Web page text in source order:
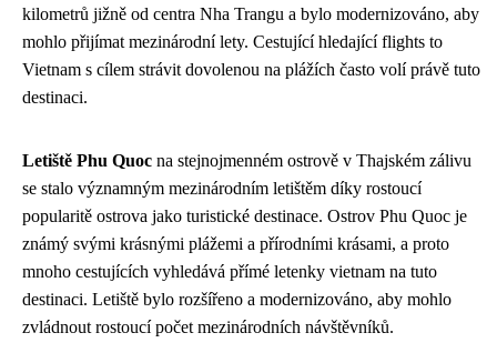
kilometrů jižně od centra Nha Trangu a bylo modernizováno, aby
mohlo přijímat mezinárodní lety. Cestující hledající flights to
Vietnam s cílem strávit dovolenou na plážích často volí právě tuto
destinaci.
Letiště Phu Quoc na stejnojmenném ostrově v Thajském zálivu
se stalo významným mezinárodním letištěm díky rostoucí
popularitě ostrova jako turistické destinace. Ostrov Phu Quoc je
známý svými krásnými plážemi a přírodními krásami, a proto
mnoho cestujících vyhledává přímé letenky vietnam na tuto
destinaci. Letiště bylo rozšířeno a modernizováno, aby mohlo
zvládnout rostoucí počet mezinárodních návštěvníků.